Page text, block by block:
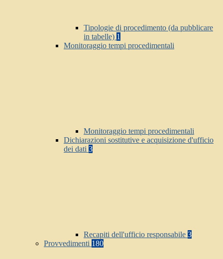
Tipologie di procedimento (da pubblicare
in tabelle) 1
Monitoraggio tempi procedimentali
Monitoraggio tempi procedimentali
Dichiarazioni sostitutive e acquisizione d'ufficio
dei dati 3
Recapiti dell'ufficio responsabile 3
Provvedimenti 180